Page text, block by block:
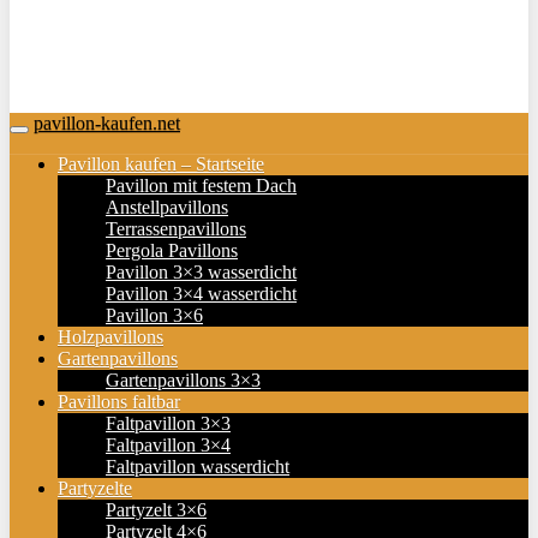
Toggle
navigation
pavillon-kaufen.net
Pavillon kaufen – Startseite
Pavillon mit festem Dach
Anstellpavillons
Terrassenpavillons
Pergola Pavillons
Pavillon 3×3 wasserdicht
Pavillon 3×4 wasserdicht
Pavillon 3×6
Holzpavillons
Gartenpavillons
Gartenpavillons 3×3
Pavillons faltbar
Faltpavillon 3×3
Faltpavillon 3×4
Faltpavillon wasserdicht
Partyzelte
Partyzelt 3×6
Partyzelt 4×6